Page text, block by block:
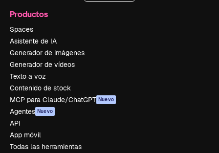
Productos
Spaces
Asistente de IA
Generador de imágenes
Generador de vídeos
Texto a voz
Contenido de stock
MCP para Claude/ChatGPT Nuevo
Agentes Nuevo
API
App móvil
Todas las herramientas